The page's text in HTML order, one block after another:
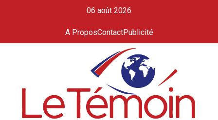
06 août 2026
A ProposContactPublicité